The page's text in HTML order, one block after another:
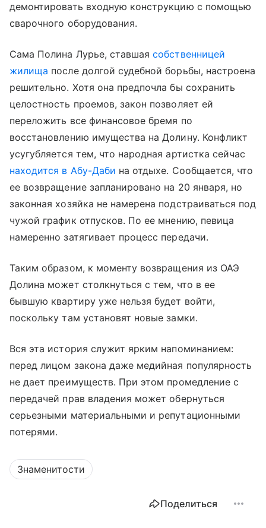
демонтировать входную конструкцию с помощью
сварочного оборудования.
Сама Полина Лурье, ставшаясобственницей
жилища после долгой судебной борьбы, настроена
решительно. Хотя она предпочла бы сохранить
целостность проемов, закон позволяет ей
переложить все финансовое бремя по
восстановлению имущества на Долину. Конфликт
усугубляется тем, что народная артистка сейчас
находится в Абу-Даби на отдыхе. Сообщается, что
ее возвращение запланировано на 20 января, но
законная хозяйка не намерена подстраиваться под
чужой график отпусков. По ее мнению, певица
намеренно затягивает процесс передачи.
Таким образом, к моменту возвращения из ОАЭ
Долина может столкнуться с тем, что в ее
бывшую квартиру уже нельзя будет войти,
поскольку там установят новые замки.
Вся эта история служит ярким напоминанием:
перед лицом закона даже медийная популярность
не дает преимуществ. При этом промедление с
передачей прав владения может обернуться
серьезными материальными и репутационными
потерями.
Знаменитости
Поделиться